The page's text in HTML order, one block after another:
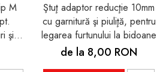
M
şi
Ştuţ adaptor reducţie 10mm
cu garnitură şi piuliţă, pentru
legarea furtunului la bidoane
de la 8,00 RON